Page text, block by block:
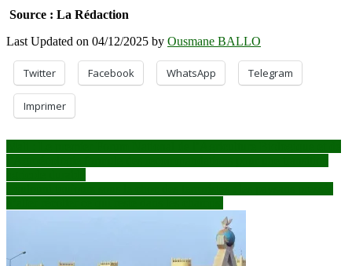
Source : La Rédaction
Last Updated on 04/12/2025 by Ousmane BALLO
Twitter Facebook WhatsApp Telegram
Imprimer
Navigation
de
l’article